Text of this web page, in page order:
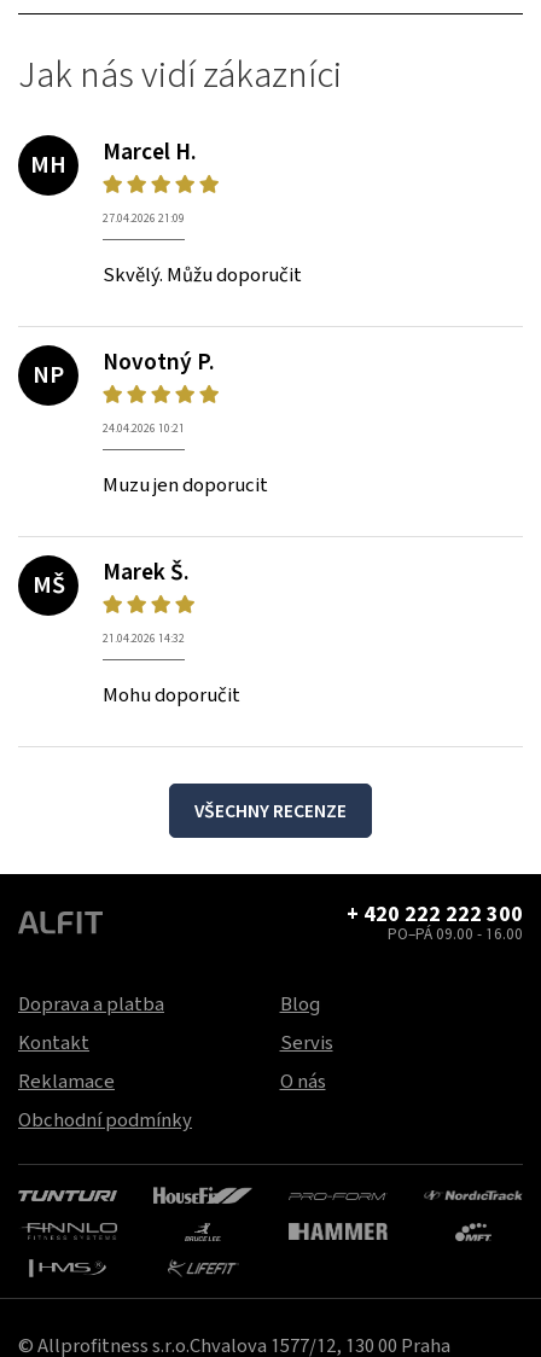
Jak nás vidí zákazníci
MH
Marcel H.
27.04.2026 21:09
Skvělý. Můžu doporučit
NP
Novotný P.
24.04.2026 10:21
Muzu jen doporucit
MŠ
Marek Š.
21.04.2026 14:32
Mohu doporučit
VŠECHNY RECENZE
+ 420 222 222 300
PO–PÁ 09.00 - 16.00
Doprava a platba
Kontakt
Reklamace
Obchodní podmínky
Blog
Servis
O nás
© Allprofitness s.r.o.Chvalova 1577/12, 130 00 Praha